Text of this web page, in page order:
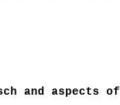
and aspects of